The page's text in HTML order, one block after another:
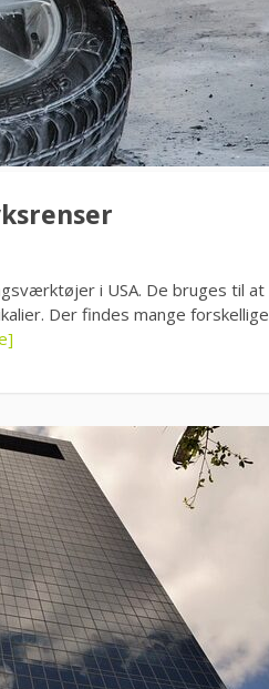
i USA. De bruges til at
Der findes mange forskellige